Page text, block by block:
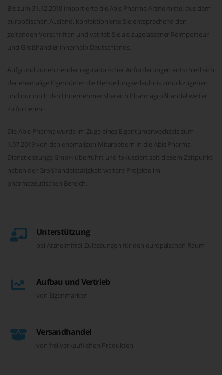
Bis zum 31.12.2018 importierte die Abis Pharma Arzneimittel aus dem
europäischen Ausland, konfektionierte Sie entsprechend den
geltenden Vorschriften und vetrieb Sie als zugelassener Reimporteur
und Großhändler innerhalb Deutschlands.
Aufgrund zunehmender regulatorischer Anforderungen entschied sich
der ehemalige Eigentümer die Herstellungserlaubnis zurückzugeben
und nur noch den Unternehmensbereich Pharmagroßhandel weiter
zu forcieren.
Die Abis Pharma wurde im Zuge eines Eigentümerwechsels zum
1.07.2019 von den ehemaligen Mitarbeitern in die Abis Pharma
Dienstleistungs GmbH überführt und fokussiert seit diesem Zeitpunkt
neben der Großhandelstätigkeit weitere Projekte im
pharmazeutischen Bereich.
Unterstützung
bei Arzneimittel-Zulassungen für den europäischen Raum
Aufbau und Vertrieb
von Eigenmarken
Versandhandel
von frei verkäuflichen Produkten